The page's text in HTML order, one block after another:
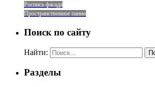
Роспись фасада
Пространственное панно
Поиск по сайту
Найти:
Разделы